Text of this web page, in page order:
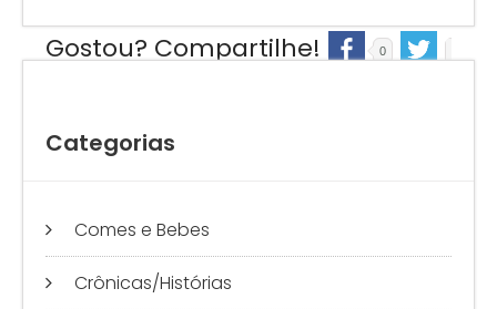
Gostou? Compartilhe! 0
Categorias
Comes e Bebes
Crônicas/Histórias